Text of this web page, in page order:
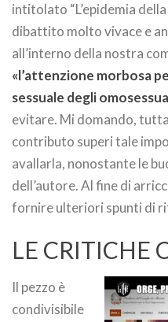
intitolato “L’epidemia
dibattito molto vivace e
all’interno della nostra
«l’attenzione morbosa
sessuale degli
evitare. Mi domando,
contributo superi tale
avallarla, nonostante le
dell’autore. Al fine di
fornire ulteriori spunti di
LE CRITICHE
Il pezzo è
condivisibile